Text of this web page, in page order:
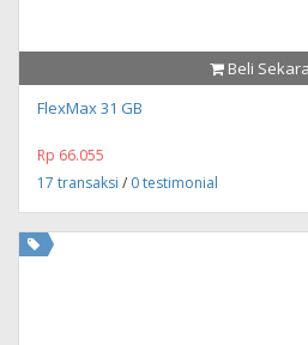
Beli
FlexMax 31 GB
Rp 66.055
17 transaksi / 0 testimonial